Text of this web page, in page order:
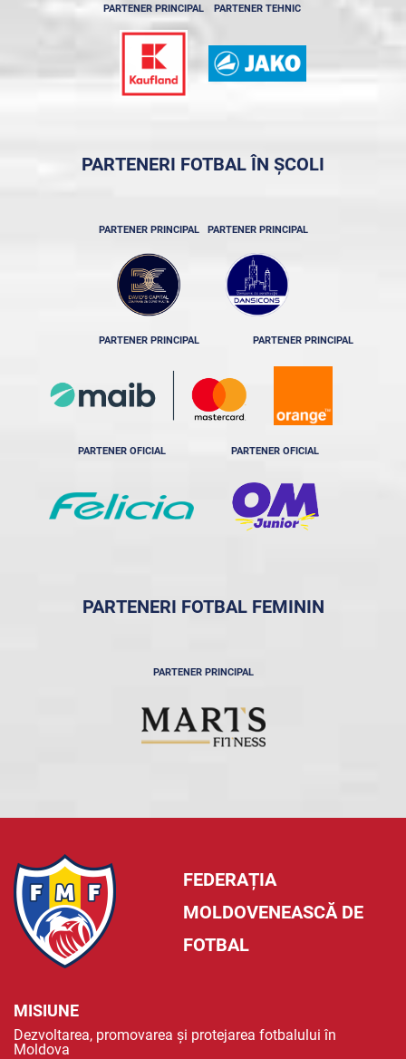
PARTENER PRINCIPAL PARTENER TEHNIC
PARTENERI FOTBAL ÎN ȘCOLI
PARTENER PRINCIPAL PARTENER PRINCIPAL
PARTENER PRINCIPAL PARTENER PRINCIPAL
PARTENER OFICIAL PARTENER OFICIAL
PARTENERI FOTBAL FEMININ
PARTENER PRINCIPAL
FEDERAȚIA
MOLDOVENEASCĂ DE
FOTBAL
MISIUNE
Dezvoltarea, promovarea și protejarea fotbalului în
Moldova